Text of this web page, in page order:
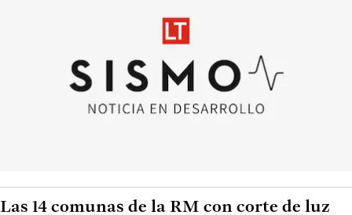
Las 14 comunas de la RM con corte de luz